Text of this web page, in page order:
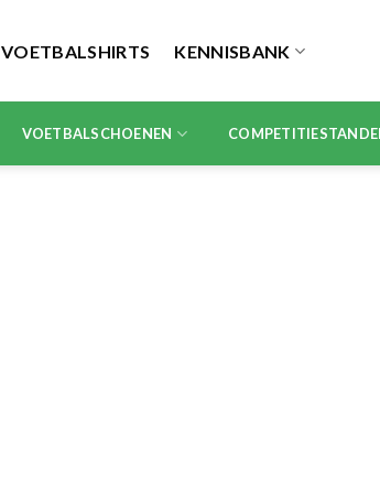
VOETBALSHIRTS KENNISBANK
VOETBALSCHOENEN